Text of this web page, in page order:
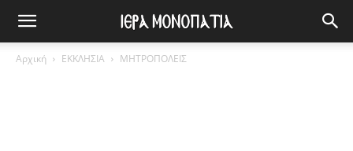
Αρχική ΕΚΚΛΗΣΙΑ ΜΗΤΡΟΠΟΛΕΙΣ